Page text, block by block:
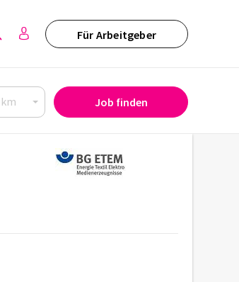
Für Arbeitgeber
Job finden